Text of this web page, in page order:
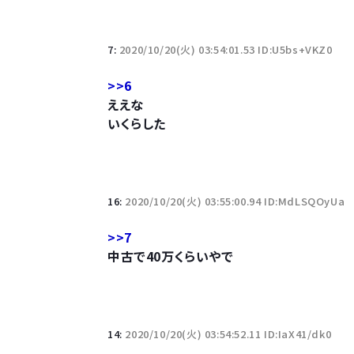
7: 2020/10/20(火) 03:54:01.53 ID:U5bs+VKZ0
>>6
ええな
いくらした
16: 2020/10/20(火) 03:55:00.94 ID:MdLSQOyUa
>>7
中古で40万くらいやで
14: 2020/10/20(火) 03:54:52.11 ID:IaX41/dk0